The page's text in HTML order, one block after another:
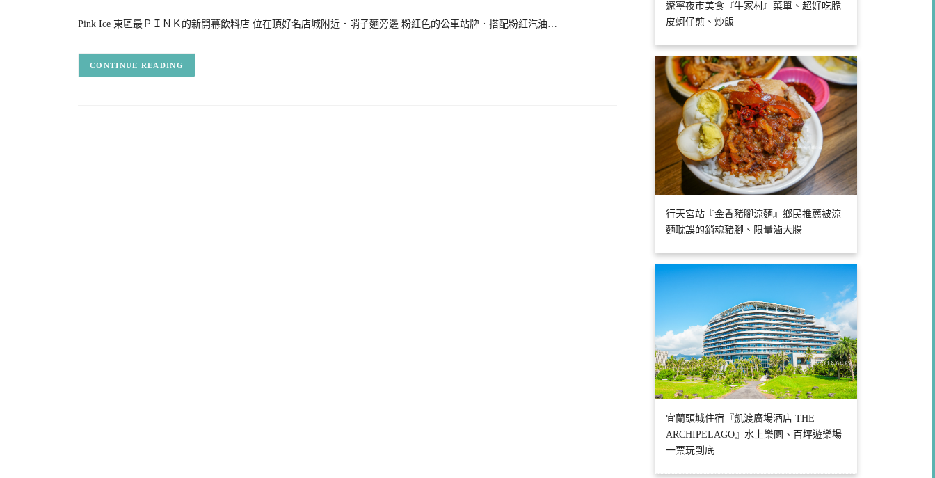
Pink Ice 東區最ＰＩＮＫ的新開幕飲料店 位在頂好名店城附近．哨子麵旁邊 粉紅色的公車站牌．搭配粉紅汽油…
CONTINUE READING
遼寧夜市美食『牛家村』菜單、超好吃脆
皮蚵仔煎、炒飯
行天宮站『金香豬腳涼麵』鄉民推薦被涼
麵耽誤的銷魂豬腳、限量滷大腸
宜蘭頭城住宿『凱渡廣場酒店 THE
ARCHIPELAGO』水上樂園、百坪遊樂場
一票玩到底